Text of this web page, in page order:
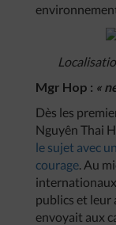
Mgr Hop : «
Dès les
Nguyên Thai
le sujet avec
courage. Au
publics et leur
envoyait aux